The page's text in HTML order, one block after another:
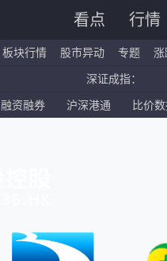
看点 行情
板块行情 股市异动 专题
涨
深证成指：
国企指数：
融资融券 沪深港通 比价